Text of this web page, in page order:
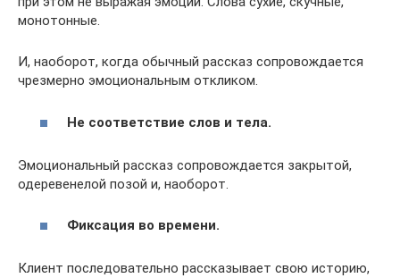
монотонные.
И, наоборот, когда обычный рассказ сопровождается
чрезмерно эмоциональным откликом.
Не соответствие слов и тела.
Эмоциональный рассказ сопровождается закрытой,
одеревенелой позой и, наоборот.
Фиксация во времени.
Клиент последовательно рассказывает свою историю,